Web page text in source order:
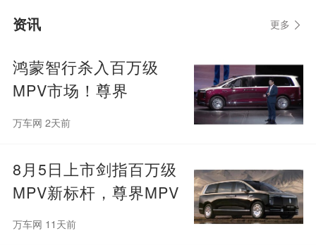
资讯 更多
鸿蒙智行杀入百万级
MPV市场！尊界
V800/V680上市：顶配
万车网 2天前
8月5日上市剑指百万级
MPV新标杆，尊界MPV
预售23天破万
万车网 11天前